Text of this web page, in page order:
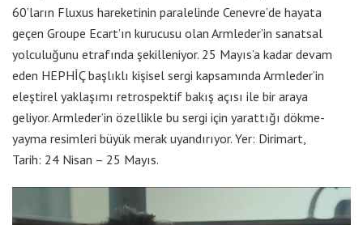
60’ların Fluxus hareketinin paralelinde Cenevre’de hayata
geçen Groupe Ecart’ın kurucusu olan Armleder’in sanatsal
yolculuğunu etrafında şekilleniyor. 25 Mayıs’a kadar devam
eden HEPHİÇ başlıklı kişisel sergi kapsamında Armleder’in
eleştirel yaklaşımı retrospektif bakış açısı ile bir araya
geliyor. Armleder’in özellikle bu sergi için yarattığı dökme-
yayma resimleri büyük merak uyandırıyor. Yer: Dirimart,
Tarih: 24 Nisan – 25 Mayıs.